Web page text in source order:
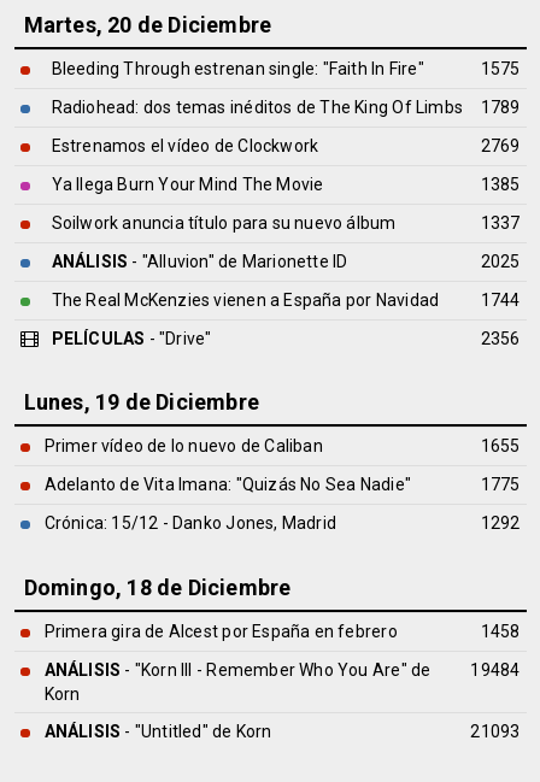
Martes, 20 de Diciembre
Bleeding Through estrenan single: "Faith In Fire"
1575
Radiohead: dos temas inéditos de The King Of Limbs
1789
Estrenamos el vídeo de Clockwork
2769
Ya llega Burn Your Mind The Movie
1385
Soilwork anuncia título para su nuevo álbum
1337
ANÁLISIS - "Alluvion" de Marionette ID
2025
The Real McKenzies vienen a España por Navidad
1744
PELÍCULAS - "Drive" 2356
Lunes, 19 de Diciembre
Primer vídeo de lo nuevo de Caliban
1655
Adelanto de Vita Imana: "Quizás No Sea Nadie"
1775
Crónica: 15/12 - Danko Jones, Madrid
1292
Domingo, 18 de Diciembre
Primera gira de Alcest por España en febrero
1458
ANÁLISIS - "Korn III - Remember Who You Are" de
Korn
19484
ANÁLISIS - "Untitled" de Korn 21093